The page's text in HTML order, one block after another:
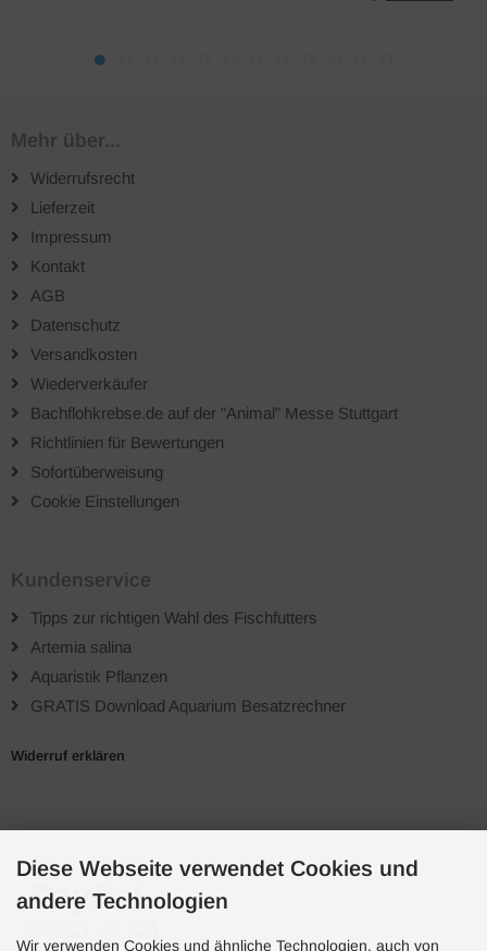
Mehr über...
Widerrufsrecht
Lieferzeit
Impressum
Kontakt
AGB
Datenschutz
Versandkosten
Wiederverkäufer
Bachflohkrebse.de auf der "Animal" Messe Stuttgart
Richtlinien für Bewertungen
Sofortüberweisung
Cookie Einstellungen
Kundenservice
Tipps zur richtigen Wahl des Fischfutters
Artemia salina
Aquaristik Pflanzen
GRATIS Download Aquarium Besatzrechner
Widerruf erklären
Zahlungsarten
Diese Webseite verwendet Cookies und
andere Technologien
Wir verwenden Cookies und ähnliche Technologien, auch von